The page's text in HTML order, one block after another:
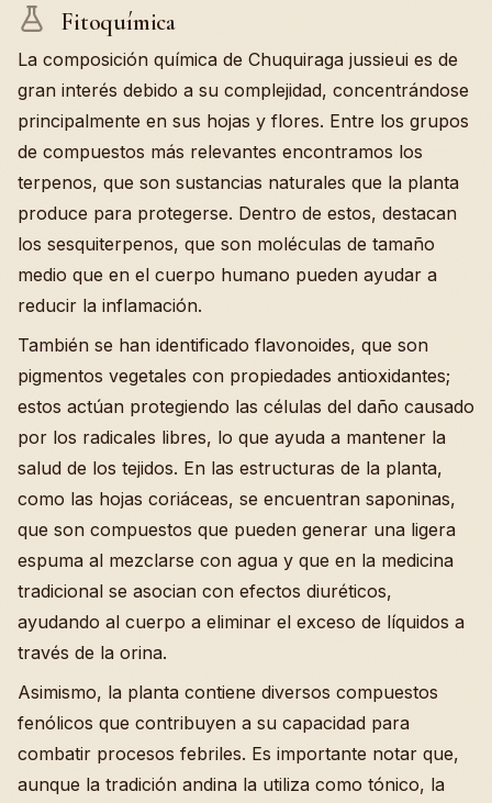
Fitoquímica
La composición química de Chuquiraga jussieui es de
gran interés debido a su complejidad, concentrándose
principalmente en sus hojas y flores. Entre los grupos
de compuestos más relevantes encontramos los
terpenos, que son sustancias naturales que la planta
produce para protegerse. Dentro de estos, destacan
los sesquiterpenos, que son moléculas de tamaño
medio que en el cuerpo humano pueden ayudar a
reducir la inflamación.
También se han identificado flavonoides, que son
pigmentos vegetales con propiedades antioxidantes;
estos actúan protegiendo las células del daño causado
por los radicales libres, lo que ayuda a mantener la
salud de los tejidos. En las estructuras de la planta,
como las hojas coriáceas, se encuentran saponinas,
que son compuestos que pueden generar una ligera
espuma al mezclarse con agua y que en la medicina
tradicional se asocian con efectos diuréticos,
ayudando al cuerpo a eliminar el exceso de líquidos a
través de la orina.
Asimismo, la planta contiene diversos compuestos
fenólicos que contribuyen a su capacidad para
combatir procesos febriles. Es importante notar que,
aunque la tradición andina la utiliza como tónico, la